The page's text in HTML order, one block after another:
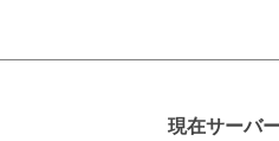
現在サーバ